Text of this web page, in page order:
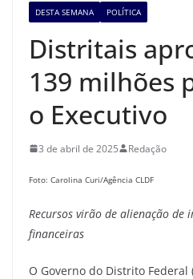
DESTA SEMANA POLÍTICA
Distritais
139 milhões
o Executivo
3 de abril de 2025 Redação
Foto: Carolina Curi/Agência CLDF
Recursos virão de alienação de
financeiras
O Governo do Distrito Federal